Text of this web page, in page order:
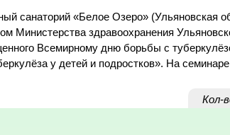
санаторий «Белое Озеро» (Ульяновская
Министерства здравоохранения
Всемирному дню борьбы с
у детей и подростков». На
Кол-